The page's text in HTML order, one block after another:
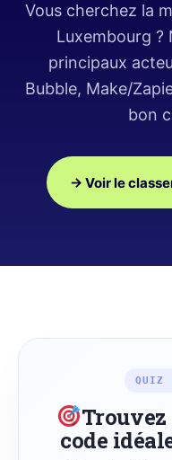
Vous cherchez la
Luxembourg ?
principaux
Bubble, Make/
bon
→ Voir le
QUIZ
code